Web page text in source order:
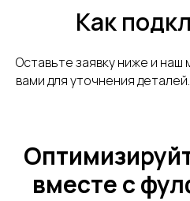
Как
Оставьте заявку ниже и
вами для уточнения деталей.
вместе с